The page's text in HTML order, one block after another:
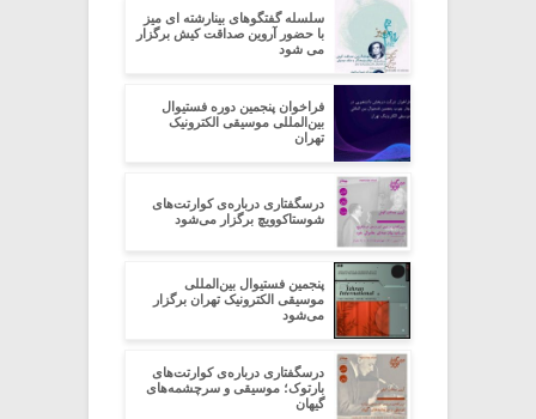
سلسله گفتگوهای بینارشته ای میز
با حضور آروین صداقت کیش برگزار
می شود
فراخوان پنجمین دوره‌ فستیوال
بین‌المللی موسیقی الکترونیک
تهران
درسگفتاری درباره‌ی کوارتت‌های
شوستاکوویچ برگزار می‌شود
پنجمین فستیوال بین‌المللی
موسیقی الکترونیک تهران برگزار
می‌شود
درسگفتاری درباره‌ی کوارتت‌های
بارتوک؛ موسیقی و سرچشمه‌های
گیهان